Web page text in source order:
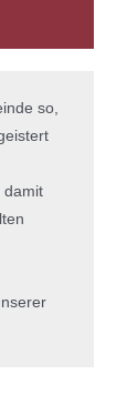
so,
damit